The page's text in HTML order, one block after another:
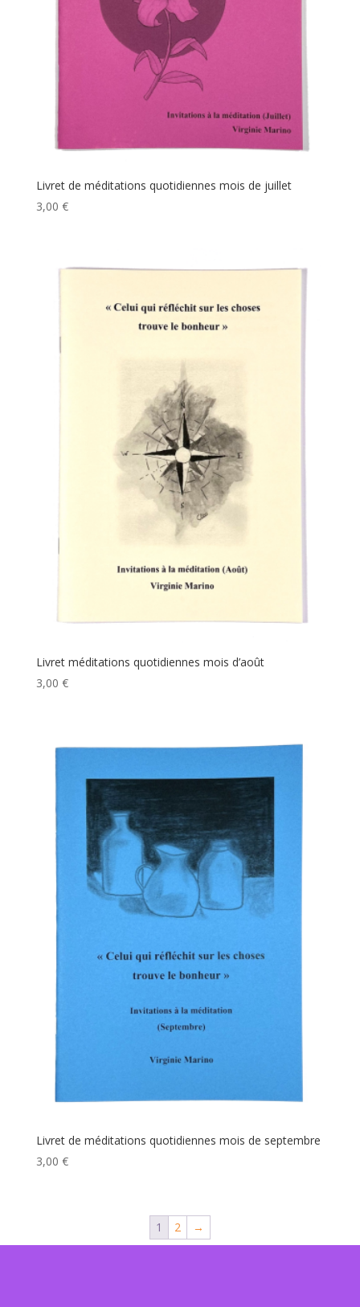
Livret de méditations quotidiennes mois de juillet
3,00 €
Livret méditations quotidiennes mois d’août
3,00 €
Livret de méditations quotidiennes mois de septembre
3,00 €
1 2 →